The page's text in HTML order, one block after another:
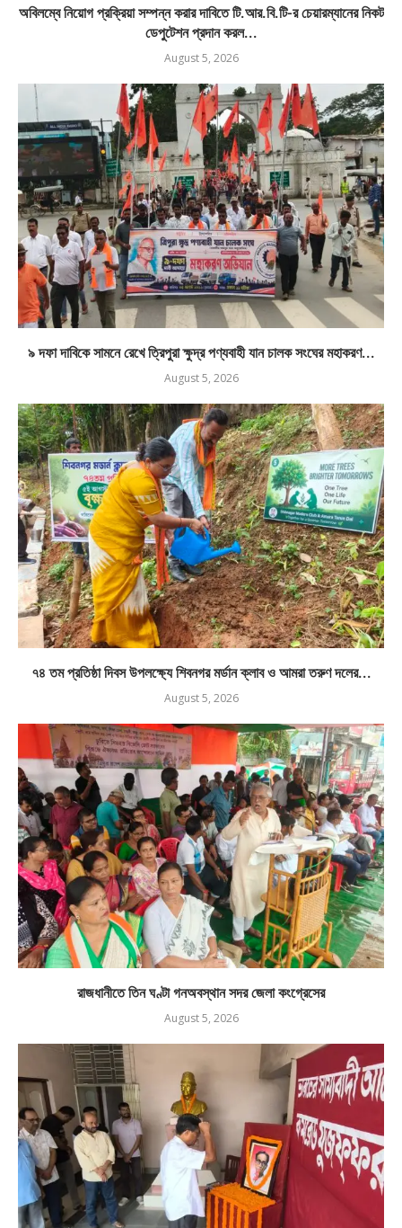
অবিলম্বে নিয়োগ প্রক্রিয়া সম্পন্ন করার দাবিতে টি.আর.বি.টি-র চেয়ারম্যানের নিকট
ডেপুটেশন প্রদান করল...
August 5, 2026
৯ দফা দাবিকে সামনে রেখে ত্রিপুরা ক্ষুদ্র পণ্যবাহী যান চালক সংঘের মহাকরণ...
August 5, 2026
৭৪ তম প্রতিষ্ঠা দিবস উপলক্ষ্যে শিবনগর মর্ডান ক্লাব ও আমরা তরুণ দলের...
August 5, 2026
রাজধানীতে তিন ঘণ্টা গনঅবস্থান সদর জেলা কংগ্রেসের
August 5, 2026